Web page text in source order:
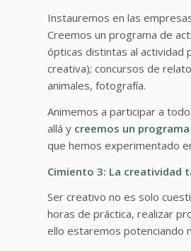
Instauremos en las
Creemos un programa de
ópticas distintas al actividad
creativa); concursos de
animales, fotografía.
Animemos a participar a
allá y creemos un
que hemos experimentado
Cimiento 3: La creatividad
Ser creativo no es solo
horas de práctica, realizar
ello estaremos potenciando